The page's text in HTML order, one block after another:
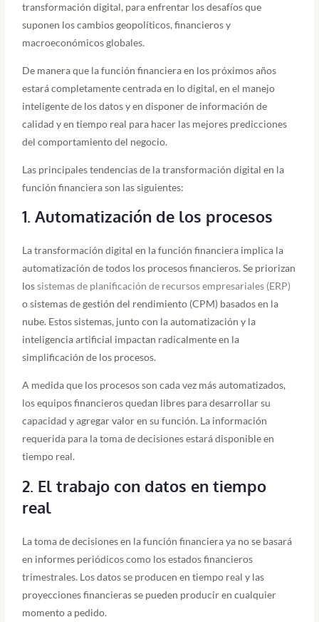
transformación digital, para enfrentar los desafíos que
suponen los cambios geopolíticos, financieros y
macroeconómicos globales.
De manera que la función financiera en los próximos años
estará completamente centrada en lo digital, en el manejo
inteligente de los datos y en disponer de información de
calidad y en tiempo real para hacer las mejores predicciones
del comportamiento del negocio.
Las principales tendencias de la transformación digital en la
función financiera son las siguientes:
1. Automatización de los procesos
La transformación digital en la función financiera implica la
automatización de todos los procesos financieros. Se priorizan
lossistemas de planificación de recursos empresariales (ERP)
o sistemas de gestión del rendimiento (CPM) basados en la
nube. Estos sistemas, junto con la automatización y la
inteligencia artificial impactan radicalmente en la
simplificación de los procesos.
A medida que los procesos son cada vez más automatizados,
los equipos financieros quedan libres para desarrollar su
capacidad y agregar valor en su función. La información
requerida para la toma de decisiones estará disponible en
tiempo real.
2. El trabajo con datos en tiempo
real
La toma de decisiones en la función financiera ya no se basará
en informes periódicos como los estados financieros
trimestrales. Los datos se producen en tiempo real y las
proyecciones financieras se pueden producir en cualquier
momento a pedido.